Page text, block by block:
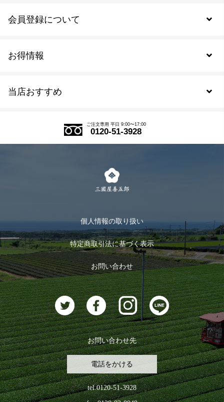
当店おすすめ
式部の香りシリーズ
お茶のギフト
おすすめのお茶
お茶に合うスイーツ
お得情報
会員登録について
会員規約について
ログイン
ログアウト
ご注文専用 平日 9:00〜17:00
0120-51-3928
個人情報の取り扱い
特定商取引法に基づく表示
お問い合わせ
お問い合わせ先
電話をかける
tel.0120-51-3928